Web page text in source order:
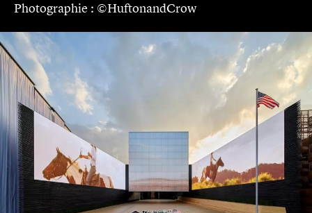
Photographie : ©HuftonandCrow